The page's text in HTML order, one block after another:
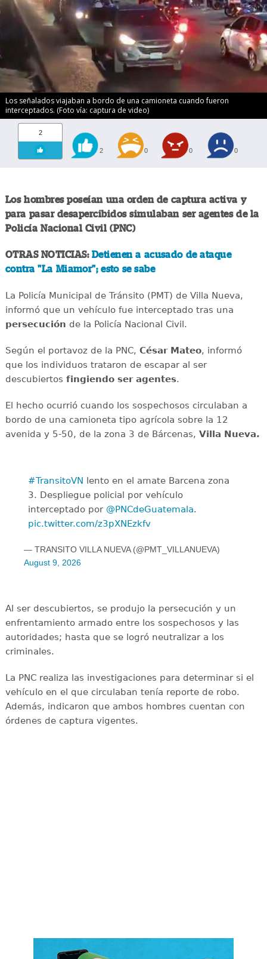
Los señalados viajaban a bordo de una camioneta cuando fueron
interceptados. (Foto vía: captura de video)
2
2 0 0 0
Los hombres poseían una orden de captura activa y
para pasar desapercibidos simulaban ser agentes de la
Policía Nacional Civil (PNC)
OTRAS NOTICIAS: Detienen a acusado de ataque
contra "La Miamor"; esto se sabe
La Policía Municipal de Tránsito (PMT) de Villa Nueva,
informó que un vehículo fue interceptado tras una
persecución de la Policía Nacional Civil.
Según el portavoz de la PNC, César Mateo, informó
que los individuos trataron de escapar al ser
descubiertos fingiendo ser agentes.
El hecho ocurrió cuando los sospechosos circulaban a
bordo de una camioneta tipo agrícola sobre la 12
avenida y 5-50, de la zona 3 de Bárcenas, Villa Nueva.
#TransitoVN lento en el amate Barcena zona
3. Despliegue policial por vehículo
interceptado por @PNCdeGuatemala.
pic.twitter.com/z3pXNEzkfv
— TRANSITO VILLA NUEVA (@PMT_VILLANUEVA)
August 9, 2026
Al ser descubiertos, se produjo la persecución y un
enfrentamiento armado entre los sospechosos y las
autoridades; hasta que se logró neutralizar a los
criminales.
La PNC realiza las investigaciones para determinar si el
vehículo en el que circulaban tenía reporte de robo.
Además, indicaron que ambos hombres cuentan con
órdenes de captura vigentes.